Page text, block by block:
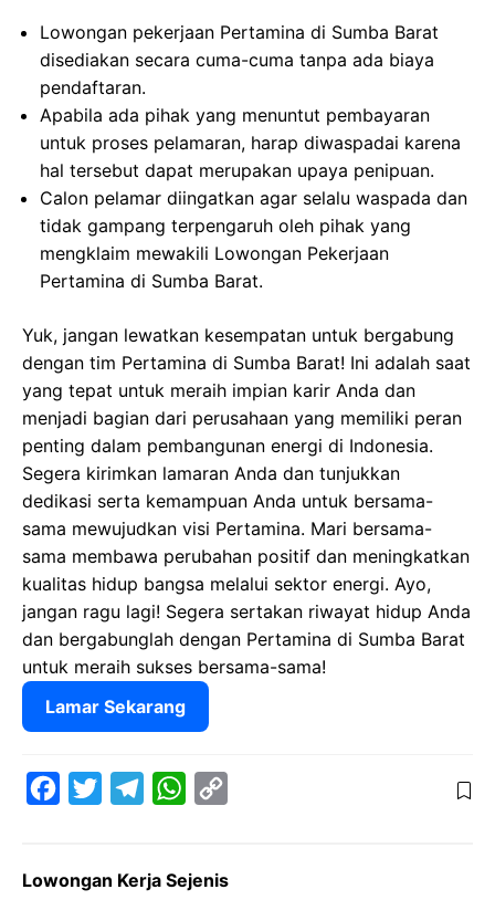
Lowongan pekerjaan Pertamina di Sumba Barat
disediakan secara cuma-cuma tanpa ada biaya
pendaftaran.
Apabila ada pihak yang menuntut pembayaran
untuk proses pelamaran, harap diwaspadai karena
hal tersebut dapat merupakan upaya penipuan.
Calon pelamar diingatkan agar selalu waspada dan
tidak gampang terpengaruh oleh pihak yang
mengklaim mewakili Lowongan Pekerjaan
Pertamina di Sumba Barat.
Yuk, jangan lewatkan kesempatan untuk bergabung
dengan tim Pertamina di Sumba Barat! Ini adalah saat
yang tepat untuk meraih impian karir Anda dan
menjadi bagian dari perusahaan yang memiliki peran
penting dalam pembangunan energi di Indonesia.
Segera kirimkan lamaran Anda dan tunjukkan
dedikasi serta kemampuan Anda untuk bersama-
sama mewujudkan visi Pertamina. Mari bersama-
sama membawa perubahan positif dan meningkatkan
kualitas hidup bangsa melalui sektor energi. Ayo,
jangan ragu lagi! Segera sertakan riwayat hidup Anda
dan bergabunglah dengan Pertamina di Sumba Barat
untuk meraih sukses bersama-sama!
Lamar Sekarang
e
t
e
W
t
y
Lowongan Kerja Sejenis